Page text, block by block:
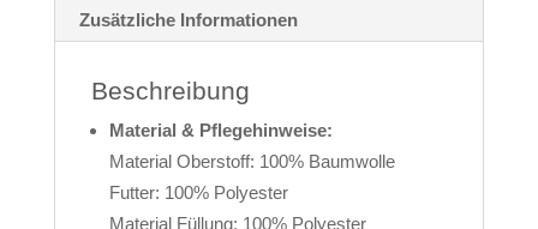
Zusätzliche Informationen
Beschreibung
Material & Pflegehinweise:
Material Oberstoff: 100% Baumwolle
Futter: 100% Polyester
Material Füllung: 100% Polyester